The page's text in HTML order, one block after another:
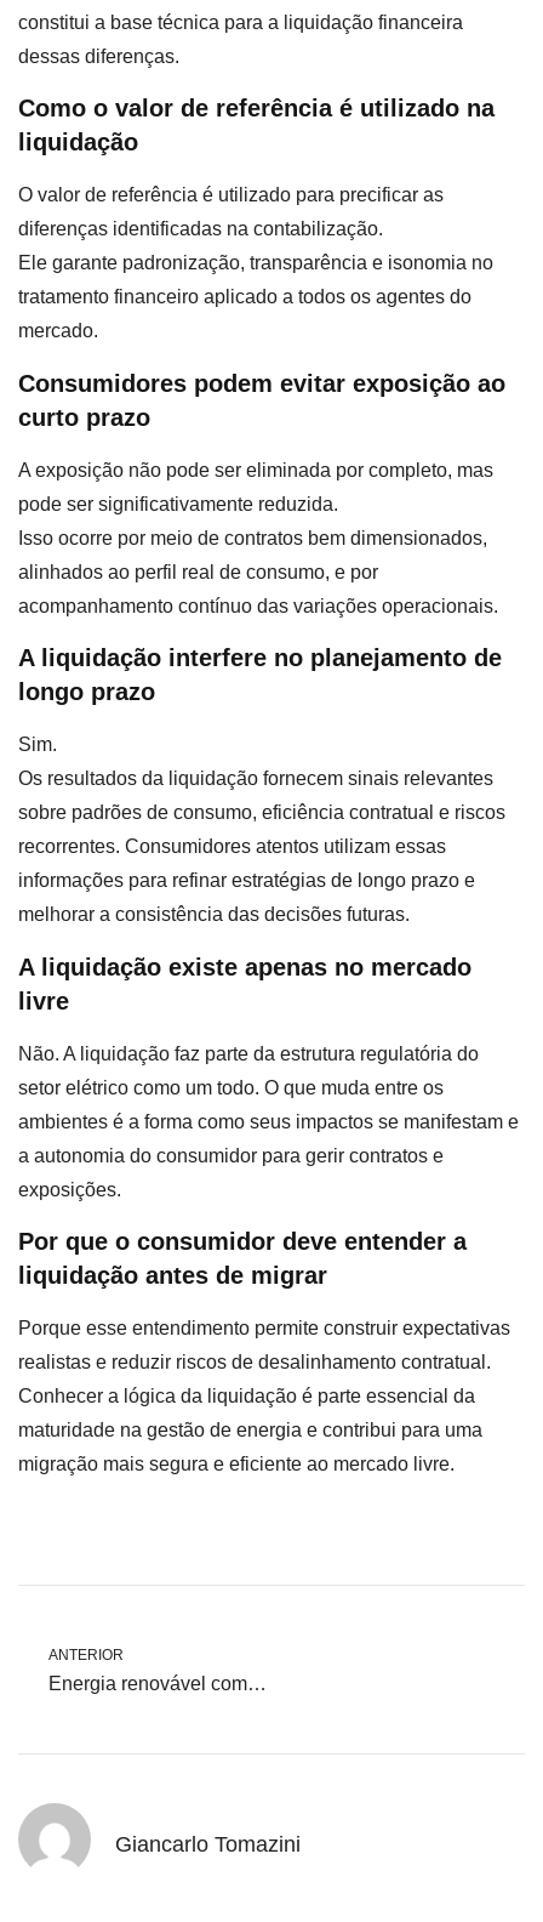
constitui a base técnica para a liquidação financeira
dessas diferenças.
Como o valor de referência é utilizado na
liquidação
O valor de referência é utilizado para precificar as
diferenças identificadas na contabilização.
Ele garante padronização, transparência e isonomia no
tratamento financeiro aplicado a todos os agentes do
mercado.
Consumidores podem evitar exposição ao
curto prazo
A exposição não pode ser eliminada por completo, mas
pode ser significativamente reduzida.
Isso ocorre por meio de contratos bem dimensionados,
alinhados ao perfil real de consumo, e por
acompanhamento contínuo das variações operacionais.
A liquidação interfere no planejamento de
longo prazo
Sim.
Os resultados da liquidação fornecem sinais relevantes
sobre padrões de consumo, eficiência contratual e riscos
recorrentes. Consumidores atentos utilizam essas
informações para refinar estratégias de longo prazo e
melhorar a consistência das decisões futuras.
A liquidação existe apenas no mercado
livre
Não. A liquidação faz parte da estrutura regulatória do
setor elétrico como um todo. O que muda entre os
ambientes é a forma como seus impactos se manifestam e
a autonomia do consumidor para gerir contratos e
exposições.
Por que o consumidor deve entender a
liquidação antes de migrar
Porque esse entendimento permite construir expectativas
realistas e reduzir riscos de desalinhamento contratual.
Conhecer a lógica da liquidação é parte essencial da
maturidade na gestão de energia e contribui para uma
migração mais segura e eficiente ao mercado livre.
ANTERIOR
Energia renovável com certificado: como comprovar sua sustentabilidade
Giancarlo Tomazini